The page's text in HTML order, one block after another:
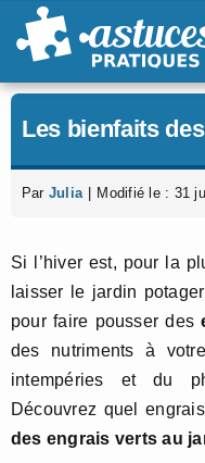
Passer
au
Les bienfaits
Par Julia Modifié le : 31
Si l’hiver est, pour la
laisser le jardin
pour faire pousser des
des nutriments à
intempéries et du
Découvrez quel
des engrais verts au